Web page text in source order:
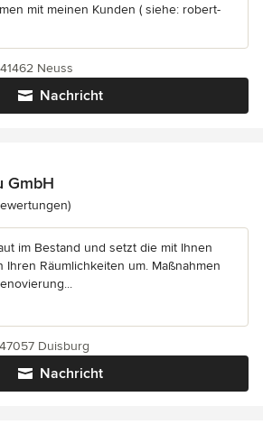
mit meinen Kunden ( siehe: robert-
Nachricht
Neuss
GmbH
5 von 5 Sternen
im Bestand und setzt die mit Ihnen
Räumlichkeiten um. Maßnahmen
Nachricht
Duisburg